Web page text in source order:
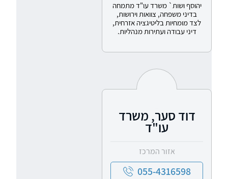
יהוסף ושות` משרד עו"ד מתמחה
בדיני משפחה, צוואות וירושות,
לצד מומחיות בליטיגציה אזרחית,
דיני עבודה ועתירות מנהליות.
דוד סער, משרד
עו"ד
אזור המרכז
055-4316598